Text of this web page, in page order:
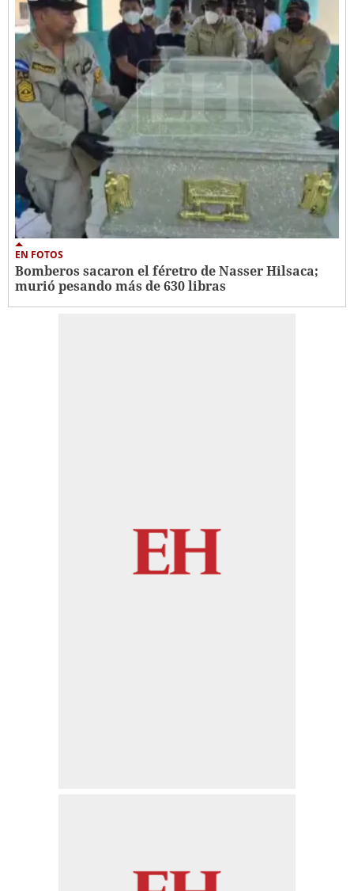
EN FOTOS
Bomberos sacaron el féretro de Nasser Hilsaca;
murió pesando más de 630 libras